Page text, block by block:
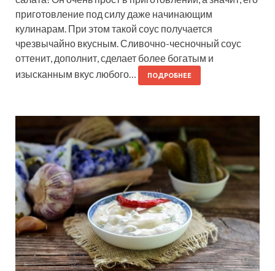
приготовление под силу даже начинающим
кулинарам. При этом такой соус получается
чрезвычайно вкусным. Сливочно-чесночный соус
оттенит, дополнит, сделает более богатым и
изысканным вкус любого…
ПОДРОБНЕЕ